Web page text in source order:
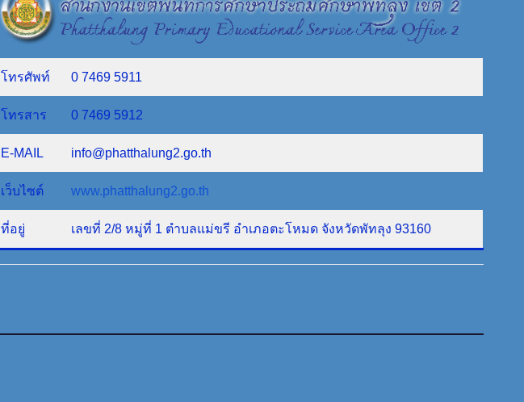
โทรศัพท์ 0 7469 5911
โทรสาร 0 7469 5912
E-MAIL info@phatthalung2.go.th
เว็บไซต์ www.phatthalung2.go.th
ที่อยู่ เลขที่ 2/8 หมู่ที่ 1 ตำบลแม่ขรี อำเภอตะโหมด จังหวัดพัทลุง 93160